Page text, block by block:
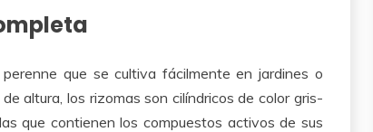
que se cultiva fácilmente en jardines o
altura, los rizomas son cilíndricos de color gris-
que contienen los compuestos activos de sus